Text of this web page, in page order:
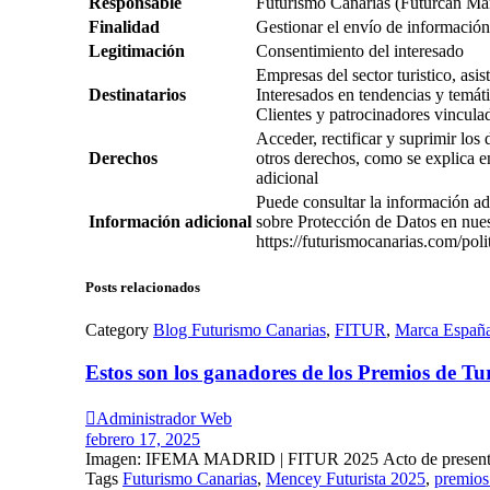
Finalidad
Gestionar el envío de
Legitimación
Consentimiento del interesado
Destinatarios
Empresas del sector turistico,
Interesados en tendencias y
Clientes y patrocinadores
Derechos
Acceder, rectificar y suprimir los
otros derechos, como se explica
adicional
Información adicional
Puede consultar la información
sobre Protección de Datos en
https://futurismocanarias.com/
Posts relacionados
Category Blog Futurismo Canarias, FITUR, Marca
Estos son los ganadores de los Premios de
Administrador Web
febrero 17, 2025
Imagen: IFEMA MADRID | FITUR 2025 Acto de
Tags Futurismo Canarias, Mencey Futurista 2025,